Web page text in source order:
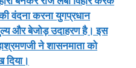
वंदना करना युगप्रधान
और बेजोड़ उदाहरण है। इस
ने शासनमाता को
दिया।